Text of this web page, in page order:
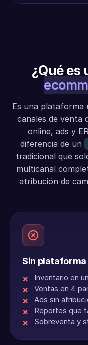
¿Qué es
Es una plataforma
canales de venta
online, ads y
diferencia de un
tradicional que
multicanal
atribución de
Sin
Inventario en
Ventas en 4
Ads sin
Reportes que
Sobreventa y